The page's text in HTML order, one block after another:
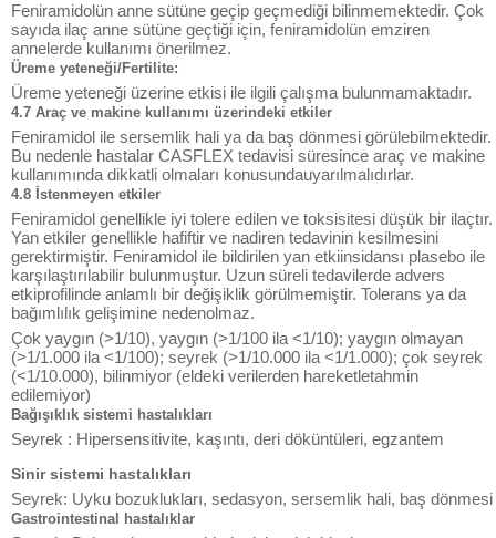
Feniramidolün anne sütüne geçip geçmediği bilinmemektedir. Çok
sayıda ilaç anne sütüne geçtiği için, feniramidolün emziren
annelerde kullanımı önerilmez.
Üreme yeteneği/Fertilite:
Üreme yeteneği üzerine etkisi ile ilgili çalışma bulunmamaktadır.
4.7 Araç ve makine kullanımı üzerindeki etkiler
Feniramidol ile sersemlik hali ya da baş dönmesi görülebilmektedir.
Bu nedenle hastalar CASFLEX tedavisi süresince araç ve makine
kullanımında dikkatli olmaları konusundauyarılmalıdırlar.
4.8 İstenmeyen etkiler
Feniramidol genellikle iyi tolere edilen ve toksisitesi düşük bir ilaçtır.
Yan etkiler genellikle hafiftir ve nadiren tedavinin kesilmesini
gerektirmiştir. Feniramidol ile bildirilen yan etkiinsidansı plasebo ile
karşılaştırılabilir bulunmuştur. Uzun süreli tedavilerde advers
etkiprofilinde anlamlı bir değişiklik görülmemiştir. Tolerans ya da
bağımlılık gelişimine nedenolmaz.
Çok yaygın (>1/10), yaygın (>1/100 ila <1/10); yaygın olmayan
(>1/1.000 ila <1/100); seyrek (>1/10.000 ila <1/1.000); çok seyrek
(<1/10.000), bilinmiyor (eldeki verilerden hareketletahmin
edilemiyor)
Bağışıklık sistemi hastalıkları
Seyrek : Hipersensitivite, kaşıntı, deri döküntüleri, egzantem
Sinir sistemi hastalıkları
Seyrek: Uyku bozuklukları, sedasyon, sersemlik hali, baş dönmesi
Gastrointestinal hastalıklar